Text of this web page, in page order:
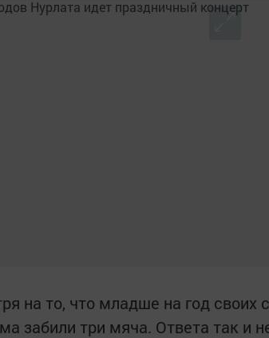
на то, что младше на год своих
забили три мяча. Ответа так и